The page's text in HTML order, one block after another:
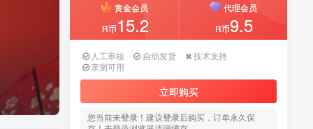
黄金会员
R币15.2
代理会员
R币9.5
人工审核 自动发货
技术支持
亲测可用
立即购买
您当前未登录 ！建议登录后购买，订单永久保
黄金会员
R币15.2
代理会员
R币9.5
人工审核 自动发货
技术支持
亲测可用
立即购买
您当前未登录 ！建议登录后购买，订单永久保